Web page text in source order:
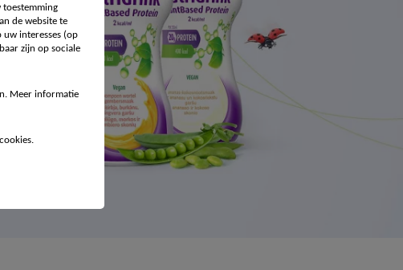
toestemming
de website te
uw interesses (op
zijn op sociale
Meer informatie